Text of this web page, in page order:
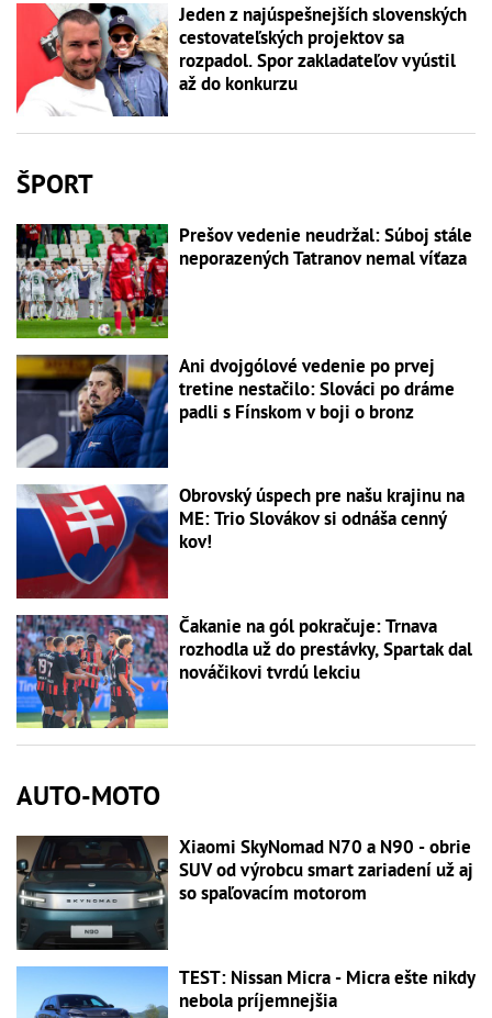
Jeden z najúspešnejších slovenských
cestovateľských projektov sa
rozpadol. Spor zakladateľov vyústil
až do konkurzu
ŠPORT
Prešov vedenie neudržal: Súboj stále
neporazených Tatranov nemal víťaza
Ani dvojgólové vedenie po prvej
tretine nestačilo: Slováci po dráme
padli s Fínskom v boji o bronz
Obrovský úspech pre našu krajinu na
ME: Trio Slovákov si odnáša cenný
kov!
Čakanie na gól pokračuje: Trnava
rozhodla už do prestávky, Spartak dal
nováčikovi tvrdú lekciu
AUTO-MOTO
Xiaomi SkyNomad N70 a N90 - obrie
SUV od výrobcu smart zariadení už aj
so spaľovacím motorom
TEST: Nissan Micra - Micra ešte nikdy
nebola príjemnejšia